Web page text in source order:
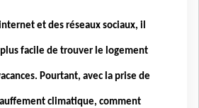
et des réseaux sociaux, il
facile de trouver le logement
Pourtant, avec la prise de
climatique, comment